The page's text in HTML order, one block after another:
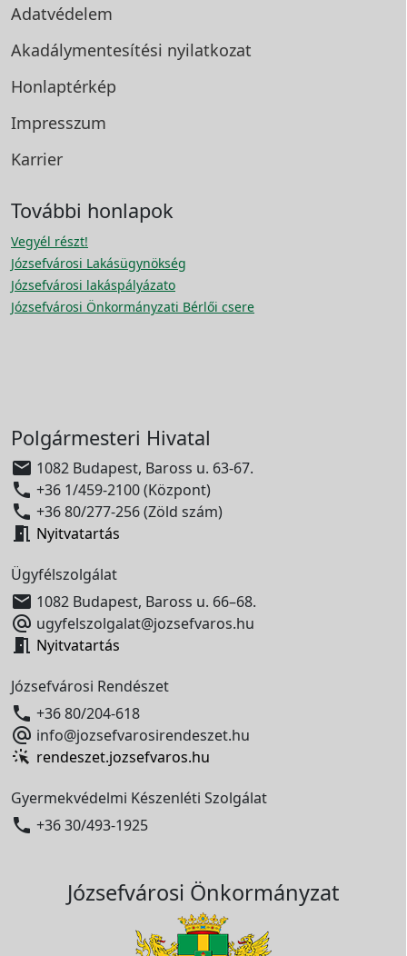
Adatvédelem
Akadálymentesítési nyilatkozat
Honlaptérkép
Impresszum
Karrier
További honlapok
Vegyél részt!
Józsefvárosi Lakásügynökség
Józsefvárosi lakáspályázato
Józsefvárosi Önkormányzati Bérlői csere
Polgármesteri Hivatal
 1082 Budapest, Baross u. 63-67.
 +36 1/459-2100 (Központ)
 +36 80/277-256 (Zöld szám)
 Nyitvatartás
Ügyfélszolgálat
 1082 Budapest, Baross u. 66–68.
 ugyfelszolgalat@jozsefvaros.hu
 Nyitvatartás
Józsefvárosi Rendészet
 +36 80/204-618
 info@jozsefvarosirendeszet.hu
rendeszet.jozsefvaros.hu
Gyermekvédelmi Készenléti Szolgálat
 +36 30/493-1925
Józsefvárosi Önkormányzat